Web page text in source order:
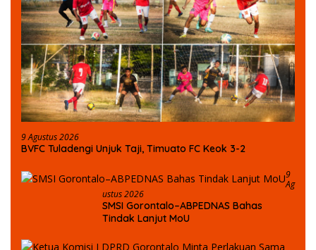
9 Agustus 2026
BVFC Tuladengi Unjuk Taji, Timuato FC Keok 3-2
9
Ag
Ustus 2026
SMSI Gorontalo–ABPEDNAS Bahas
Tindak Lanjut MoU